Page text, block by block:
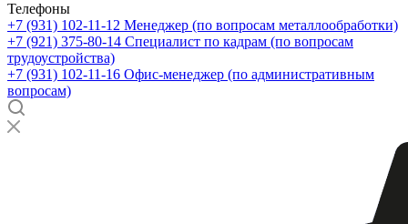
Телефоны
+7 (931) 102-11-12 Менеджер (по вопросам металлообработки)
+7 (921) 375-80-14 Специалист по кадрам (по вопросам
трудоустройства)
+7 (931) 102-11-16 Офис-менеджер (по административным
вопросам)